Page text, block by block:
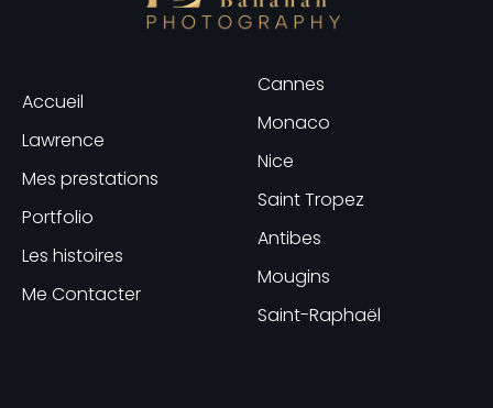
Accueil
Lawrence
Mes prestations
Portfolio
Les histoires
Me Contacter
Cannes
Monaco
Nice
Saint Tropez
Antibes
Mougins
Saint-Raphaël